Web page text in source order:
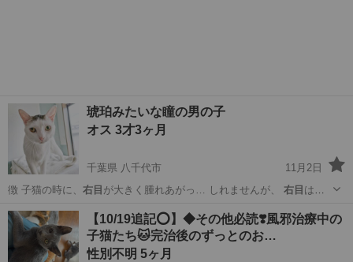
琥珀みたいな瞳の男の子
オス 3才3ヶ月
千葉県 八千代市
11月2日
徴 子猫の時に、 右目 が大きく腫れあがっ… しれませんが、 右目 は琥
千葉 八千代市 猫 前髪
【10/19追記⭕️】◆その他必読❣️風邪治療中の
子猫たち🐱完治後のずっとのお…
性別不明 5ヶ月